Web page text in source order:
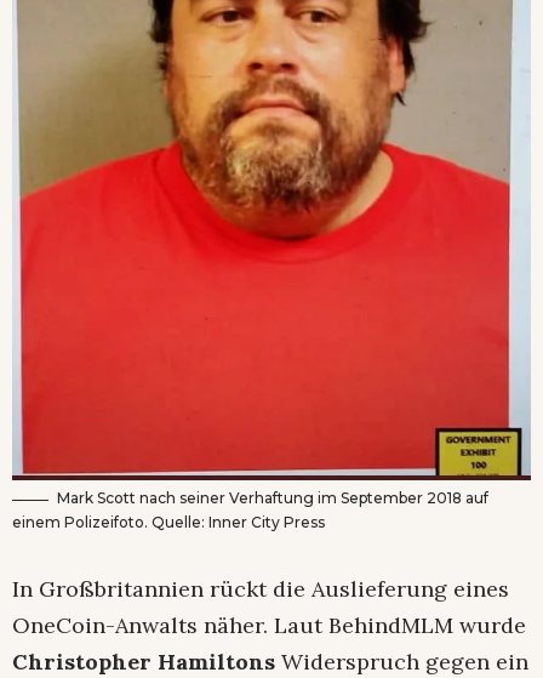
Mark Scott nach seiner Verhaftung im September 2018 auf
einem Polizeifoto. Quelle: Inner City Press
In Großbritannien rückt die Auslieferung eines
OneCoin-Anwalts näher. Laut BehindMLM wurde
Christopher Hamiltons Widerspruch gegen ein